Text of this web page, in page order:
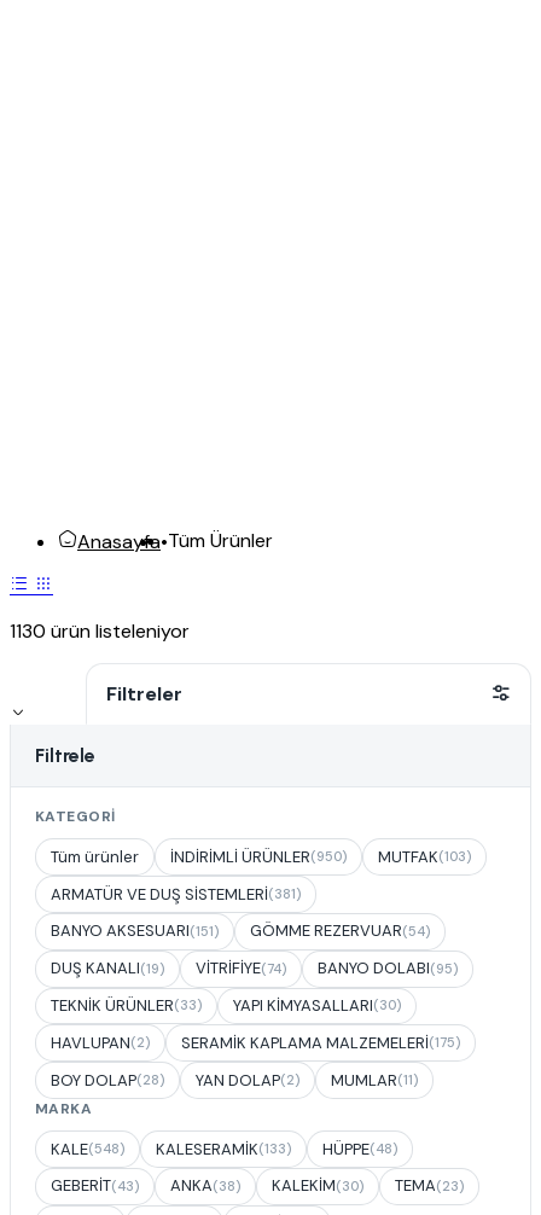
Anasayfa•Tüm Ürünler
1130 ürün listeleniyor
Filtreler
Filtrele
KATEGORI
Tüm ürünler İNDİRİMLİ ÜRÜNLER(950) MUTFAK(103)
ARMATÜR VE DUŞ SİSTEMLERİ(381)
BANYO AKSESUARI(151) GÖMME REZERVUAR(54)
DUŞ KANALI(19) VİTRİFİYE(74) BANYO DOLABI(95)
TEKNİK ÜRÜNLER(33) YAPI KİMYASALLARI(30)
HAVLUPAN(2) SERAMİK KAPLAMA MALZEMELERİ(175)
BOY DOLAP(28) YAN DOLAP(2) MUMLAR(11)
MARKA
KALE(548) KALESERAMİK(133) HÜPPE(48)
GEBERİT(43) ANKA(38) KALEKİM(30) TEMA(23)